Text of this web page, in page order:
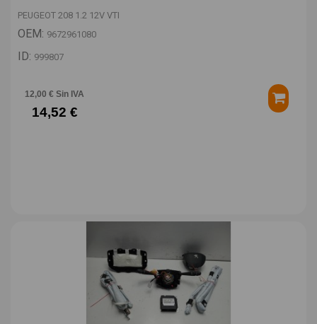
PEUGEOT 208 1.2 12V VTI
OEM: 9672961080
ID: 999807
12,00 € Sin IVA
14,52 €